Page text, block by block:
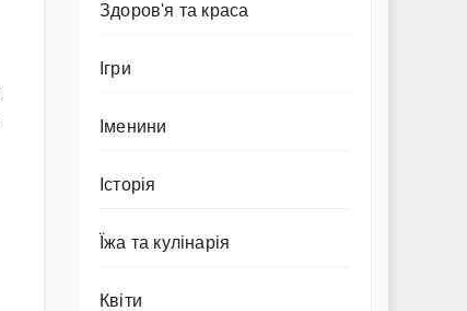
Здоров'я та краса
Ігри
Іменини
Історія
Їжа та кулінарія
Квіти